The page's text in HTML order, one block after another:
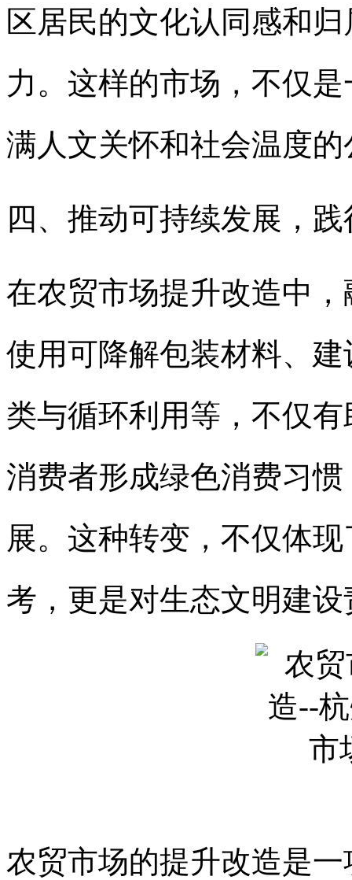
区居民的文化认同感和
力。这样的市场，不仅
满人文关怀和社会温度
四、推动可持续发展，
在农贸市场提升改造中
使用可降解包装材料、
类与循环利用等，不仅
消费者形成绿色消费习
展。这种转变，不仅体
考，更是对生态文明建
农贸市场的提升改造是